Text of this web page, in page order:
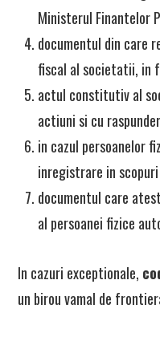
Ministerul Finantelor
documentul din care
fiscal al societatii, in
actul constitutiv al
actiuni si cu
in cazul persoanelor
inregistrare in
documentul care
al persoanei fizice
In cazuri exceptionale,
un birou vamal de